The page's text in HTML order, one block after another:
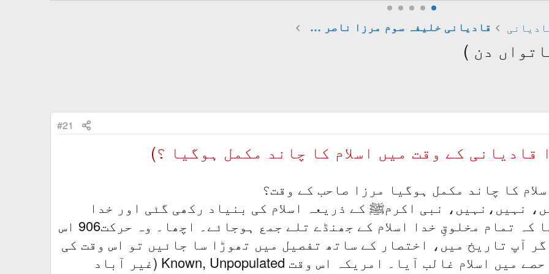
قادیانی خلیفہ سوم مرزا ناصر احمد
دن )
#21
قادیانی کے وقت میں اسلام کا چاند مکمل ہوگیا ؟)
کا چاند مکمل ہوگیا مرزا صاحب کے وقت؟
نہیں،نہیں، نبی اکرمﷺ کے ذریعہ اسلام کی بنیاد رکھی گئی اور خدا
تعالیٰ کا یہ وعدہ تھا کہ تمام مخلوقِ خدا اسلام کے جھنڈے تلے جمع ہوجائے۔ اچھا۔ وہ حرکت906 اس
آپ تاریخ میں، اختصار کے ساتھ تفصیل میں تھوڑا سا جائیں تو اس وقت کی
Known دنیا کے اکثر حصے میں اسلام غالب آیا۔ امریکہ اس وقت Known, Unpopulated (غیر آباد